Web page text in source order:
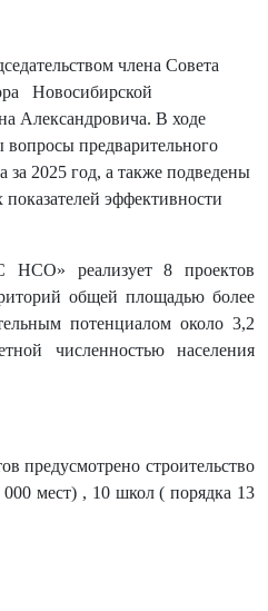
члена Совета
Новосибирской
Александровича. В ходе
вопросы предварительного
за 2025 год, а также подведены
эффективности
реализует 8 проектов
общей площадью более
потенциалом около 3,2
численностью населения
предусмотрено строительство
000 мест) , 10 школ ( порядка 13